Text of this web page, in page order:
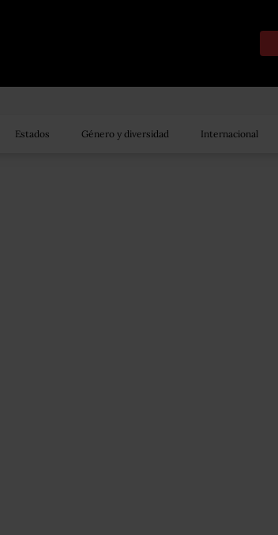
Estados Género y diversidad Internacional